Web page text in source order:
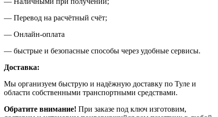
— Перевод на расчётный счёт;
— Онлайн-оплата
— быстрые и безопасные способы через удобные сервисы.
Доставка:
Мы организуем быструю и надёжную доставку по Туле и
области собственными транспортными средствами.
Обратите внимание! При заказе под ключ изготовим,